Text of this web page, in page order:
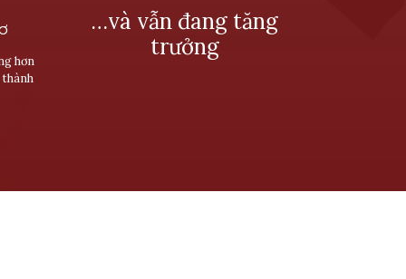
hơn
…và vẫn đang tăng
trưởng